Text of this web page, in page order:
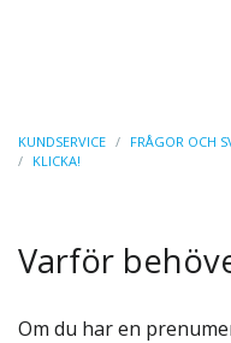
KUNDSERVICE / FRÅGOR OCH
/ KLICKA!
Varför
Om du har en